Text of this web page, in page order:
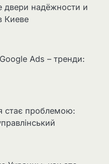
надёжности и
Киеве
Ads – тренди:
стає проблемою: